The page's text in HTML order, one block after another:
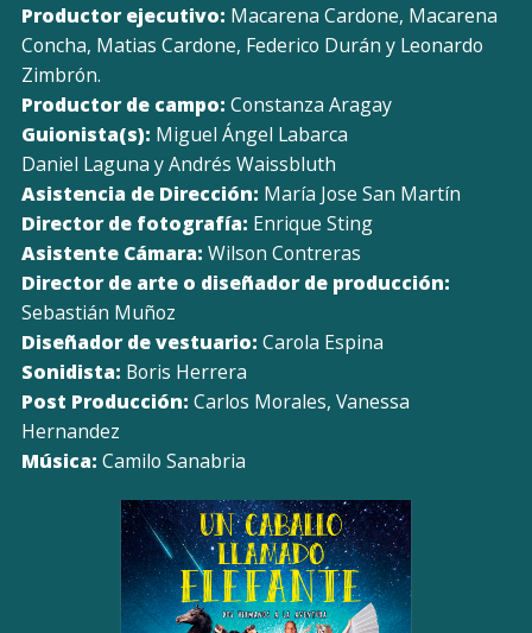
Productor ejecutivo: Macarena Cardone, Macarena
Concha, Matias Cardone, Federico Durán y Leonardo
Zimbrón.
Productor de campo: Constanza Aragay
Guionista(s): Miguel Ángel Labarca
Daniel Laguna y Andrés Waissbluth
Asistencia de Dirección: María Jose San Martín
Director de fotografía: Enrique Sting
Asistente Cámara: Wilson Contreras
Director de arte o diseñador de producción:
Sebastián Muñoz
Diseñador de vestuario: Carola Espina
Sonidista: Boris Herrera
Post Producción: Carlos Morales, Vanessa
Hernandez
Música: Camilo Sanabria